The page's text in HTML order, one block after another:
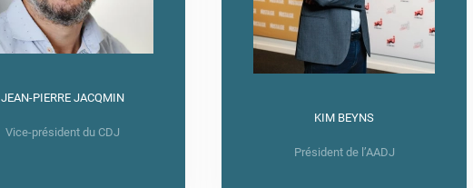
JEAN-PIERRE JACQMIN
Vice-président du CDJ
KIM BEYNS
Président de l’AADJ